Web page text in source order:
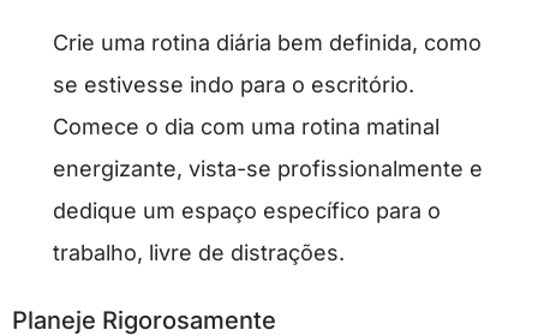
Crie uma rotina diária bem definida, como
se estivesse indo para o escritório.
Comece o dia com uma rotina matinal
energizante, vista-se profissionalmente e
dedique um espaço específico para o
trabalho, livre de distrações.
Planeje Rigorosamente